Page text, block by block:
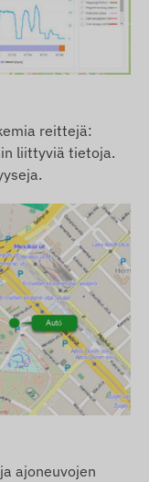
reittejä:
liittyviä tietoja.
ajoneuvojen